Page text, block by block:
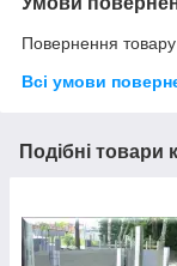
Повернення
Всі умови
Подібні товари